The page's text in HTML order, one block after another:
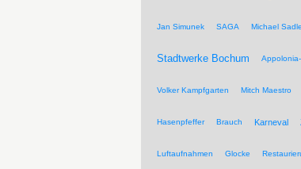
Jan Simunek SAGA Michael
Stadtwerke Bochum
Volker Kampfgarten Mitch Maestro
Hasenpfeffer Brauch Karneval
Luftaufnahmen Glocke